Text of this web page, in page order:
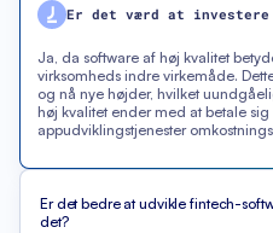
Er det værd at
Ja, da software af høj kvalitet
virksomheds indre virkemåde.
og nå nye højder, hvilket
høj kvalitet ender med at betale
appudviklingstjenester
Er det bedre at udvikle fintech-
det?